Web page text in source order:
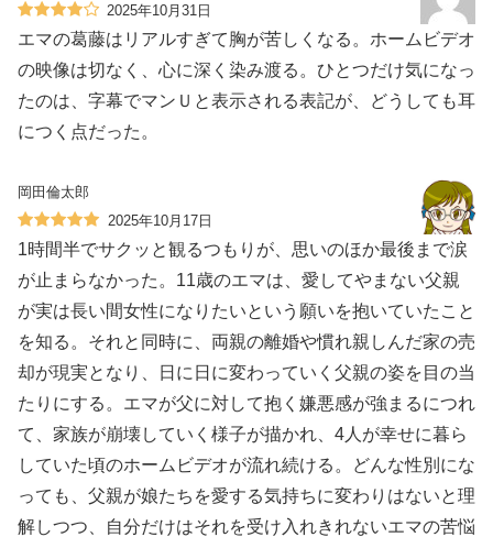
2025年10月31日
エマの葛藤はリアルすぎて胸が苦しくなる。ホームビデオ
の映像は切なく、心に深く染み渡る。ひとつだけ気になっ
たのは、字幕でマンＵと表示される表記が、どうしても耳
につく点だった。
岡田倫太郎
2025年10月17日
1時間半でサクッと観るつもりが、思いのほか最後まで涙
が止まらなかった。11歳のエマは、愛してやまない父親
が実は長い間女性になりたいという願いを抱いていたこと
を知る。それと同時に、両親の離婚や慣れ親しんだ家の売
却が現実となり、日に日に変わっていく父親の姿を目の当
たりにする。エマが父に対して抱く嫌悪感が強まるにつれ
て、家族が崩壊していく様子が描かれ、4人が幸せに暮ら
していた頃のホームビデオが流れ続ける。どんな性別にな
っても、父親が娘たちを愛する気持ちに変わりはないと理
解しつつ、自分だけはそれを受け入れきれないエマの苦悩